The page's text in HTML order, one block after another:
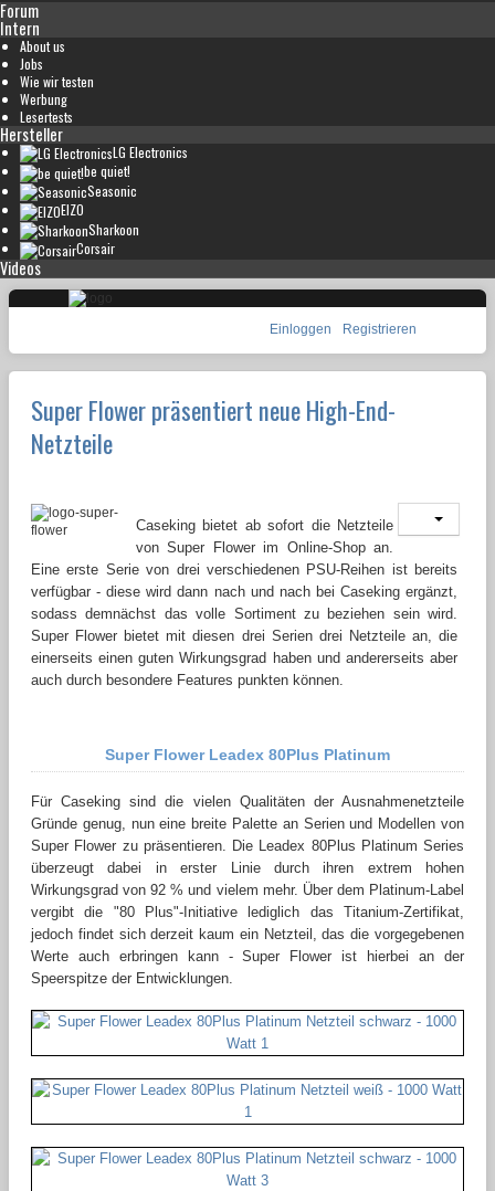
Forum
Intern
About us
Jobs
Wie wir testen
Werbung
Lesertests
Hersteller
LG Electronics
be quiet!
Seasonic
EIZO
Sharkoon
Corsair
Videos
Einloggen Registrieren
Super Flower präsentiert neue High-End-
Netzteile
Caseking bietet ab sofort die Netzteile
von Super Flower im Online-Shop an.
Eine erste Serie von drei verschiedenen PSU-Reihen ist bereits
verfügbar - diese wird dann nach und nach bei Caseking ergänzt,
sodass demnächst das volle Sortiment zu beziehen sein wird.
Super Flower bietet mit diesen drei Serien drei Netzteile an, die
einerseits einen guten Wirkungsgrad haben und andererseits aber
auch durch besondere Features punkten können.
Super Flower Leadex 80Plus Platinum
Für Caseking sind die vielen Qualitäten der Ausnahmenetzteile
Gründe genug, nun eine breite Palette an Serien und Modellen von
Super Flower zu präsentieren. Die Leadex 80Plus Platinum Series
überzeugt dabei in erster Linie durch ihren extrem hohen
Wirkungsgrad von 92 % und vielem mehr. Über dem Platinum-Label
vergibt die "80 Plus"-Initiative lediglich das Titanium-Zertifikat,
jedoch findet sich derzeit kaum ein Netzteil, das die vorgegebenen
Werte auch erbringen kann - Super Flower ist hierbei an der
Speerspitze der Entwicklungen.